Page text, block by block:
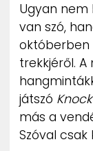
Ugyan nem
van szó,
októberben
trekkjéről.
játszó
más a
Szóval csak